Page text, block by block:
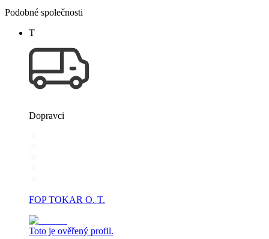
Podobné společnosti
Т
Dopravci
FOP TOKAR O. T.
Toto je ověřený profil.